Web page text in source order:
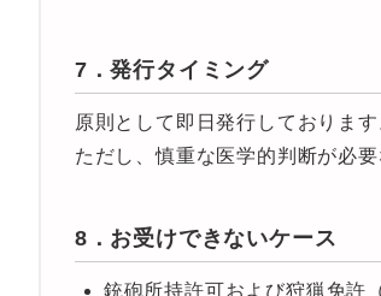
7．発行タイミング
原則として即日発行しております
ただし、慎重な医学的判断が必
8．お受けできないケース
銃砲所持許可および狩猟免許